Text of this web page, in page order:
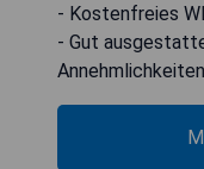
- Kostenfreies
- Gut
Annehmlichkeiten